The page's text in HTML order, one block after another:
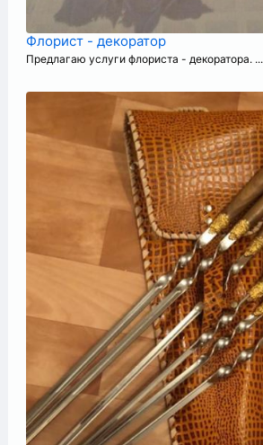
Флорист - декоратор
Предлагаю услуги флориста - декоратора. ...